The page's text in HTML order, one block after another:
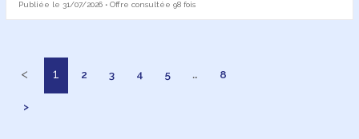
Publiée le 31/07/2026 • Offre consultée 98 fois
< 1 2 3 4 5 … 8
>